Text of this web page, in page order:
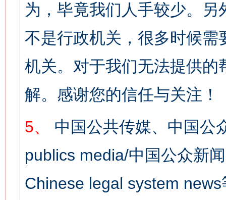
为，毕竟我们人手较少。
不是行政机关，很多时候
机关。对于我们无法提供
解。感谢您的信任与关注！
5、
中国公共传媒、中国公
publics media/中国公众新
Chinese legal system